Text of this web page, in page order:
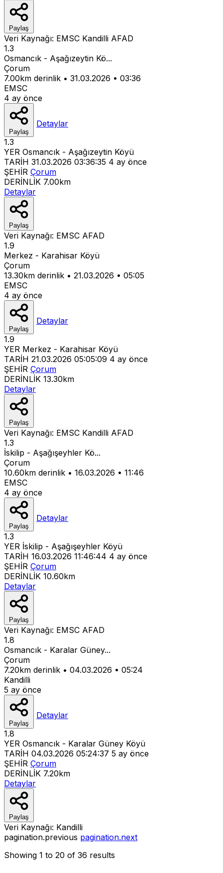
Paylaş
Veri Kaynağı: EMSC Kandilli AFAD
1.3
Osmancık - Aşağızeytin Kö...
Çorum
7.00km derinlik • 31.03.2026 • 03:36
EMSC
4 ay önce
Paylaş
Detaylar
1.3
YER Osmancık - Aşağızeytin Köyü
TARİH 31.03.2026 03:36:35 4 ay önce
ŞEHİR Çorum
DERİNLİK 7.00km
Detaylar
Paylaş
Veri Kaynağı: EMSC AFAD
1.9
Merkez - Karahisar Köyü
Çorum
13.30km derinlik • 21.03.2026 • 05:05
EMSC
4 ay önce
Paylaş
Detaylar
1.9
YER Merkez - Karahisar Köyü
TARİH 21.03.2026 05:05:09 4 ay önce
ŞEHİR Çorum
DERİNLİK 13.30km
Detaylar
Paylaş
Veri Kaynağı: EMSC Kandilli AFAD
1.3
İskilip - Aşağışeyhler Kö...
Çorum
10.60km derinlik • 16.03.2026 • 11:46
EMSC
4 ay önce
Paylaş
Detaylar
1.3
YER İskilip - Aşağışeyhler Köyü
TARİH 16.03.2026 11:46:44 4 ay önce
ŞEHİR Çorum
DERİNLİK 10.60km
Detaylar
Paylaş
Veri Kaynağı: EMSC AFAD
1.8
Osmancık - Karalar Güney...
Çorum
7.20km derinlik • 04.03.2026 • 05:24
Kandilli
5 ay önce
Paylaş
Detaylar
1.8
YER Osmancık - Karalar Güney Köyü
TARİH 04.03.2026 05:24:37 5 ay önce
ŞEHİR Çorum
DERİNLİK 7.20km
Detaylar
Paylaş
Veri Kaynağı: Kandilli
pagination.previous pagination.next
Showing 1 to 20 of 36 results